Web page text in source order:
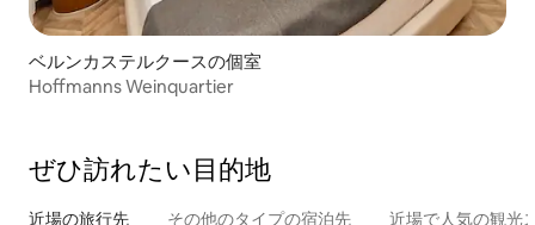
ベルンカステルクースの個室
Hoffmanns Weinquartier
ぜひ訪⁠れ⁠た⁠い目⁠的⁠地
近場の旅行先 その他のタ⁠イ⁠プ⁠の宿⁠泊⁠先 近場で人気の観光